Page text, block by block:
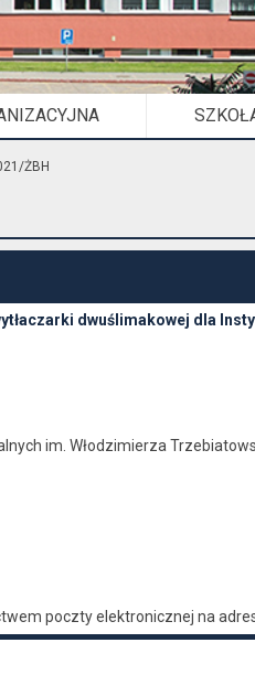
ŻBH
dwuślimakowej dla
im. Włodzimierza
poczty elektronicznej na